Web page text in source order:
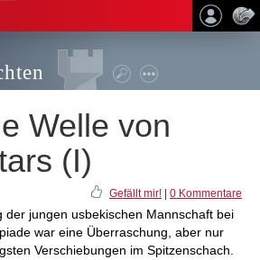
Welle von
(I)
Gefällt mir! 0 Kommentare
der jungen usbekischen Mannschaft bei
war eine Überraschung, aber nur
Verschiebungen im Spitzenschach.